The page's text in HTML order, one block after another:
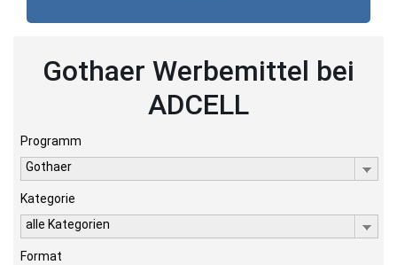
Gothaer Werbemittel bei
ADCELL
Programm
Gothaer
Kategorie
alle Kategorien
Format